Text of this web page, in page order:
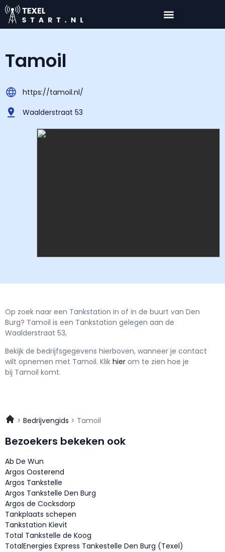
Tamoil
https://tamoil.nl/
Waalderstraat 53
Op zoek naar een Tankstation in of in de buurt van Den
Burg? Tamoil is een Tankstation gelegen aan de
Waalderstraat 53,
Bekijk de bedrijfsgegevens hierboven, wanneer je contact
wilt opnemen met Tamoil. Klik hier om te zien hoe je
bij Tamoil komt.
Bedrijvengids Tamoil
Bezoekers bekeken ook
Ab De Wun
Argos Oosterend
Argos Tankstelle
Argos Tankstelle Den Burg
Argos de Cocksdorp
Tankplaats schepen
Tankstation Kievit
Total Tankstelle de Koog
TotalEnergies Express Tankestelle Den Burg (Texel)